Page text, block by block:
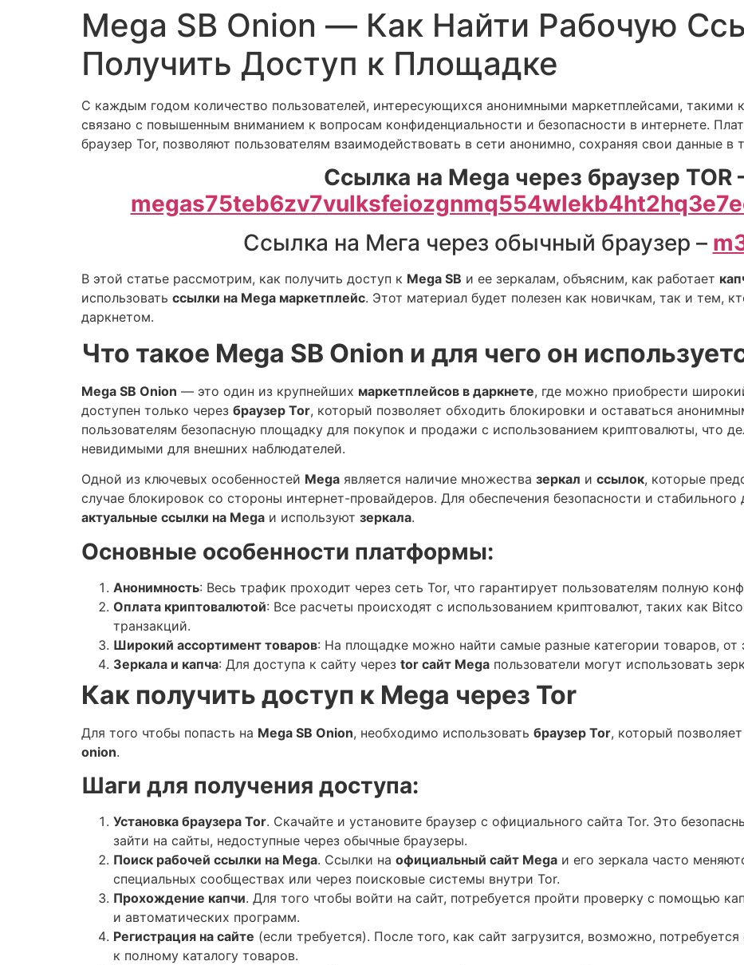
Mega SB Onion — Как Найти Рабочую
Получить Доступ к Площадке
С каждым годом количество пользователей, интересующихся анонимными маркетплейсами, такими
связано с повышенным вниманием к вопросам конфиденциальности и безопасности в интернете.
браузер Tor, позволяют пользователям взаимодействовать в сети анонимно, сохраняя свои данные в
Ссылка на Mega через браузер TOR
Ссылка на Мега через обычный браузер –
В этой статье рассмотрим, как получить доступ к Mega SB и ее зеркалам, объясним, как работает
использовать ссылки на Mega маркетплейс. Этот материал будет полезен как новичкам, так и тем,
даркнетом.
Что такое Mega SB Onion и для чего он
Mega SB Onion — это один из крупнейших маркетплейсов в даркнете, где можно приобрести
доступен только через браузер Tor, который позволяет обходить блокировки и оставаться
пользователям безопасную площадку для покупок и продажи с использованием криптовалюты, что
невидимыми для внешних наблюдателей.
Одной из ключевых особенностей Mega является наличие множества зеркал и ссылок, которые
случае блокировок со стороны интернет-провайдеров. Для обеспечения безопасности и
актуальные ссылки на Mega и используют зеркала.
Основные особенности платформы:
Анонимность: Весь трафик проходит через сеть Tor, что гарантирует пользователям полную
Оплата криптовалютой: Все расчеты происходят с использованием криптовалют, таких как
транзакций.
Широкий ассортимент товаров: На площадке можно найти самые разные категории товаров, от
Зеркала и капча: Для доступа к сайту через tor сайт Mega пользователи могут использовать
Как получить доступ к Mega через Tor
Для того чтобы попасть на Mega SB Onion, необходимо использовать браузер Tor, который
onion.
Шаги для получения доступа:
Установка браузера Tor. Скачайте и установите браузер с официального сайта Tor. Это
зайти на сайты, недоступные через обычные браузеры.
Поиск рабочей ссылки на Mega. Ссылки на официальный сайт Mega и его зеркала часто
специальных сообществах или через поисковые системы внутри Tor.
Прохождение капчи. Для того чтобы войти на сайт, потребуется пройти проверку с помощью
и автоматических программ.
Регистрация на сайте (если требуется). После того, как сайт загрузится, возможно,
к полному каталогу товаров.